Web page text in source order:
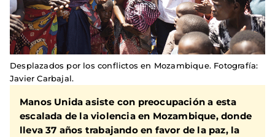
Desplazados por los conflictos en Mozambique. Fotografía:
Javier Carbajal.
Manos Unida asiste con preocupación a esta
escalada de la violencia en Mozambique, donde
lleva 37 años trabajando en favor de la paz, la